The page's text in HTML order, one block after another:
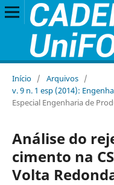
Início / Arquivos /
v. 9 n. 1 esp (2014):
Especial Engenharia de
Análise do
cimento na
Volta